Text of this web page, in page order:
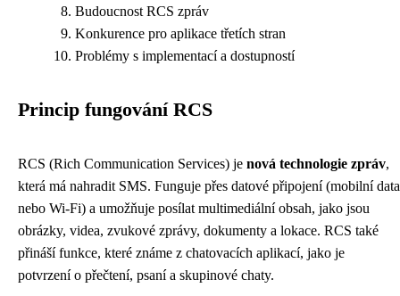
Budoucnost RCS zpráv
Konkurence pro aplikace třetích stran
Problémy s implementací a dostupností
Princip fungování RCS
RCS (Rich Communication Services) je nová technologie zpráv,
která má nahradit SMS. Funguje přes datové připojení (mobilní data
nebo Wi-Fi) a umožňuje posílat multimediální obsah, jako jsou
obrázky, videa, zvukové zprávy, dokumenty a lokace. RCS také
přináší funkce, které známe z chatovacích aplikací, jako je
potvrzení o přečtení, psaní a skupinové chaty.